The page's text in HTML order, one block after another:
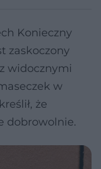
Konieczny
zaskoczony
widocznymi
w
że
dobrowolnie.